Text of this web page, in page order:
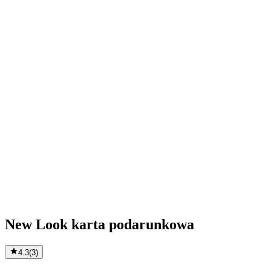
New Look karta podarunkowa
4.3(3)